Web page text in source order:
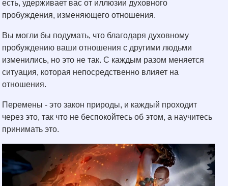
есть, удерживает вас от иллюзии духовного
пробуждения, изменяющего отношения.
Вы могли бы подумать, что благодаря духовному
пробуждению ваши отношения с другими людьми
изменились, но это не так. С каждым разом меняется
ситуация, которая непосредственно влияет на
отношения.
Перемены - это закон природы, и каждый проходит
через это, так что не беспокойтесь об этом, а научитесь
принимать это.